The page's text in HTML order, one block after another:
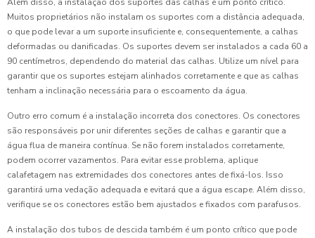
Além disso, a instalação dos suportes das calhas é um ponto crítico.
Muitos proprietários não instalam os suportes com a distância adequada,
o que pode levar a um suporte insuficiente e, consequentemente, a calhas
deformadas ou danificadas. Os suportes devem ser instalados a cada 60 a
90 centímetros, dependendo do material das calhas. Utilize um nível para
garantir que os suportes estejam alinhados corretamente e que as calhas
tenham a inclinação necessária para o escoamento da água.
Outro erro comum é a instalação incorreta dos conectores. Os conectores
são responsáveis por unir diferentes seções de calhas e garantir que a
água flua de maneira contínua. Se não forem instalados corretamente,
podem ocorrer vazamentos. Para evitar esse problema, aplique
calafetagem nas extremidades dos conectores antes de fixá-los. Isso
garantirá uma vedação adequada e evitará que a água escape. Além disso,
verifique se os conectores estão bem ajustados e fixados com parafusos.
A instalação dos tubos de descida também é um ponto crítico que pode